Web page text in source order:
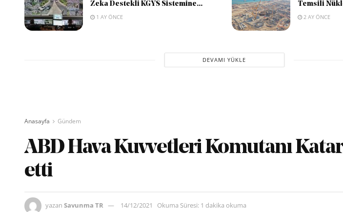
Zeka Destekli KGYS Sistemine...
1 AY ÖNCE
Temsili
2 AY ÖNCE
DEVAMI YÜKLE
Anasayfa Gündem
ABD Hava Kuvvetleri Komutanı
etti
yazan Savunma TR 14/12/2021 Okuma Süresi: 1 dakika okuma